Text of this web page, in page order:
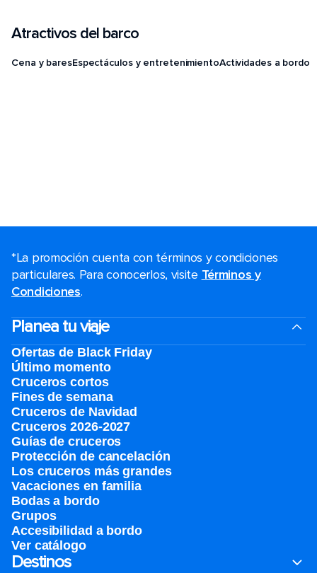
Atractivos del barco
Cena y baresEspectáculos y entretenimientoActividades a bordo
*La promoción cuenta con términos y condiciones
particulares. Para conocerlos, visite Términos y
Condiciones.
Planea tu viaje
Ofertas de Black Friday
Último momento
Cruceros cortos
Fines de semana
Cruceros de Navidad
Cruceros 2026-2027
Guías de cruceros
Protección de cancelación
Los cruceros más grandes
Vacaciones en familia
Bodas a bordo
Grupos
Accesibilidad a bordo
Ver catálogo
Destinos